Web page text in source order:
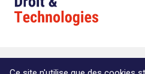
© Copyright Max & Zoé SPRL -